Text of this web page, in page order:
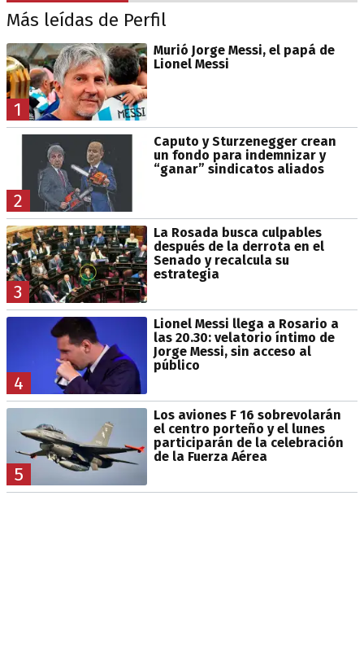
Más leídas de Perfil
1
Murió Jorge Messi, el papá de
Lionel Messi
2
Caputo y Sturzenegger crean
un fondo para indemnizar y
“ganar” sindicatos aliados
3
La Rosada busca culpables
después de la derrota en el
Senado y recalcula su
estrategia
4
Lionel Messi llega a Rosario a
las 20.30: velatorio íntimo de
Jorge Messi, sin acceso al
público
5
Los aviones F 16 sobrevolarán
el centro porteño y el lunes
participarán de la celebración
de la Fuerza Aérea